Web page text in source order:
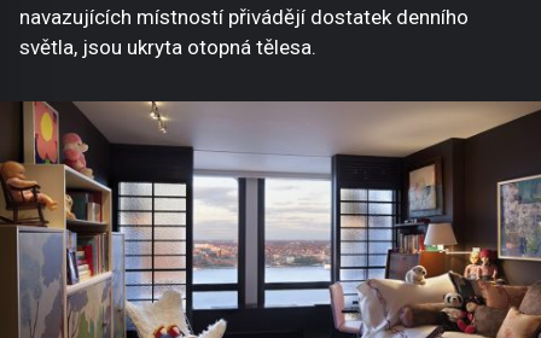
navazujících místností přivádějí dostatek denního
světla, jsou ukryta otopná tělesa.